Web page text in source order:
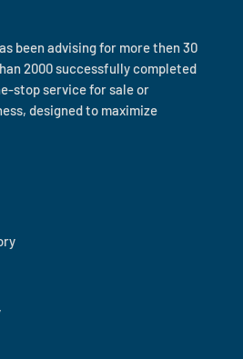
been advising for more then 30
2000 successfully completed
stop service for sale or
designed to maximize